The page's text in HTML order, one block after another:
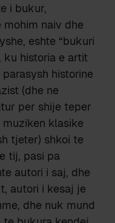
i bukur,
mohim naiv dhe
eshte “bukuri
ku historia e artit
historine
(dhe ne
per shije teper
klasike
tjeter) shkoi te
tij, pasi pa
autori i saj, dhe
autori i kesaj je
dhe nuk mund